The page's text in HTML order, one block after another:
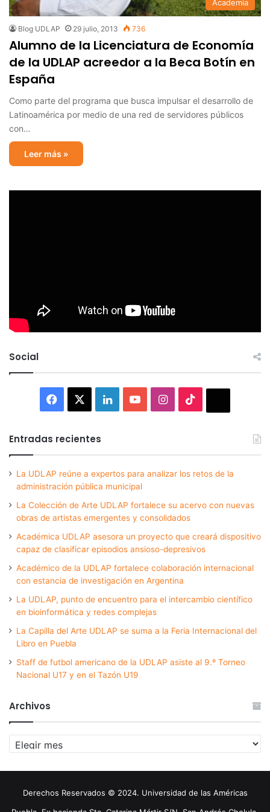
Academia
Blog UDLAP 29 julio, 2013 736
Alumno de la Licenciatura de Economía
de la UDLAP acreedor a la Beca Botín en
España
Como parte del programa que busca impulsar el desarrollo de
Latinoamérica por medio de una red de servidores públicos
con…
Leer más »
Social
Facebook LinkedInYouTubeInstagram
Entradas recientes
La UDLAP reúne a expertos para analizar los retos de la
administración pública municipal
La Colección de Arte UDLAP fortalece su acervo con nuevas
obras de artistas emergentes y consolidados
Académica UDLAP asesora un proyecto que creará dispositivo
capaz de clasificar episodios ansioso-depresivos
Académico de la UDLAP fortalece colaboración internacional
con estancia de investigación en Argentina
La UDLAP, punto de encuentro para el intercambio científico
en bioinformática y redes complejas
La Capilla del Arte UDLAP se suma a la Feria Internacional del
Libro en Puebla
Staff de futbol americano de la UDLAP asiste al 9.º Torneo
Nacional U17 y en el Tazón U19
Archivos
Archivos
Derechos Reservados © 2024. Universidad de las Américas